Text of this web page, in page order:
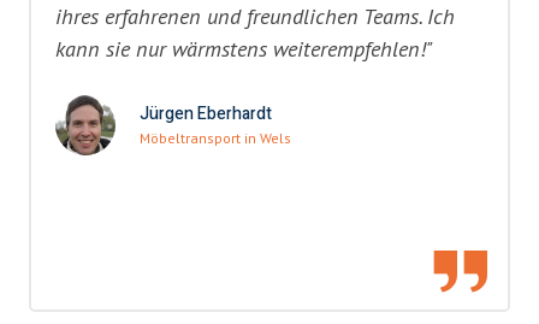
ihres erfahrenen und freundlichen Teams. Ich
kann sie nur wärmstens weiterempfehlen!"
Jürgen Eberhardt
Möbeltransport in Wels